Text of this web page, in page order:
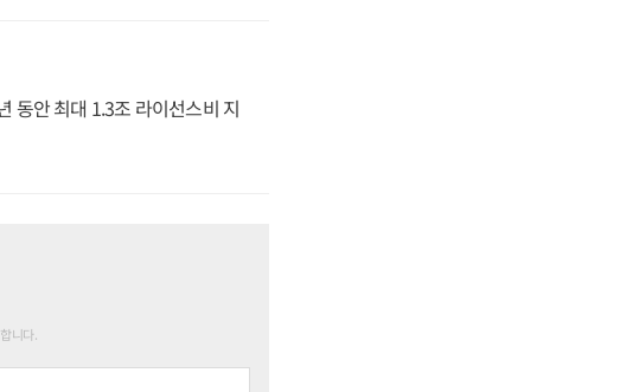
동안 최대 1.3조 라이선스비 지
니다.